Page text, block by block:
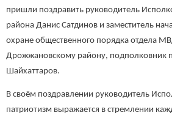
пришли поздравить руководитель
района Данис Сатдинов и заместитель
охране общественного порядка отдела
Дрожжановскому району, подполковник
Шайхаттаров.
В своём поздравлении руководитель
патриотизм выражается в стремлении